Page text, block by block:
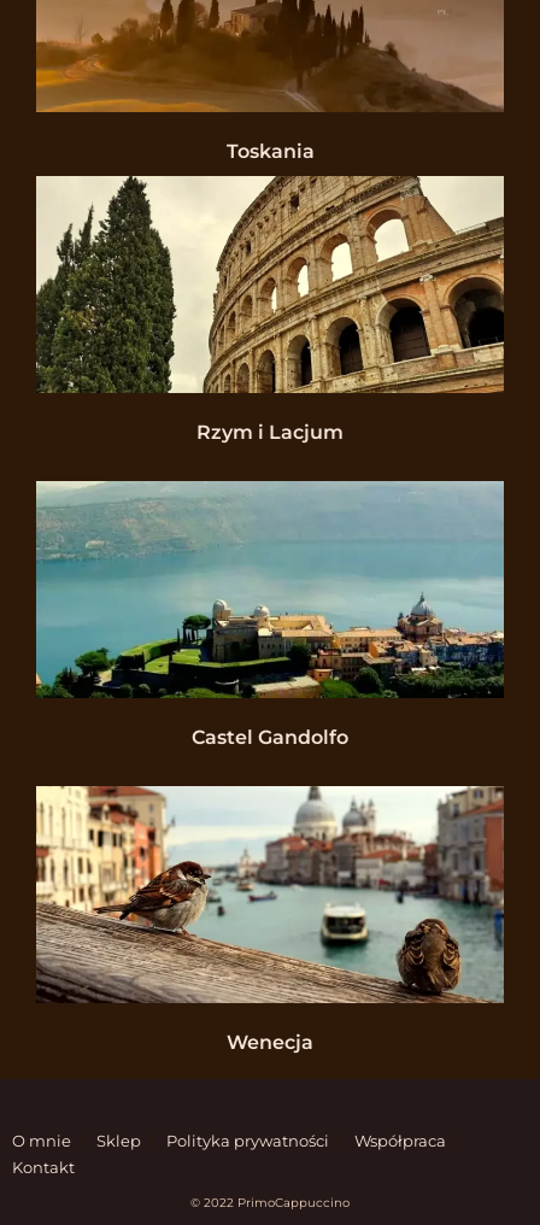
Toskania
Rzym i Lacjum
Castel Gandolfo
Wenecja
O mnie Sklep Polityka prywatności
Współpraca
Kontakt
© 2022 PrimoCappuccino